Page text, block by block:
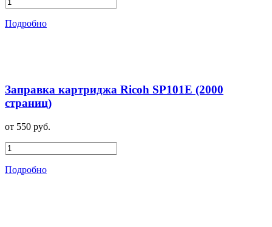
Подробно
Заправка картриджа Ricoh SP101E (2000
страниц)
от 550 руб.
Подробно